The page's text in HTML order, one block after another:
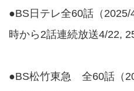
●BS日テレ全60話（
時から2話連続放送4/22,
●BS松竹東急 全60話（